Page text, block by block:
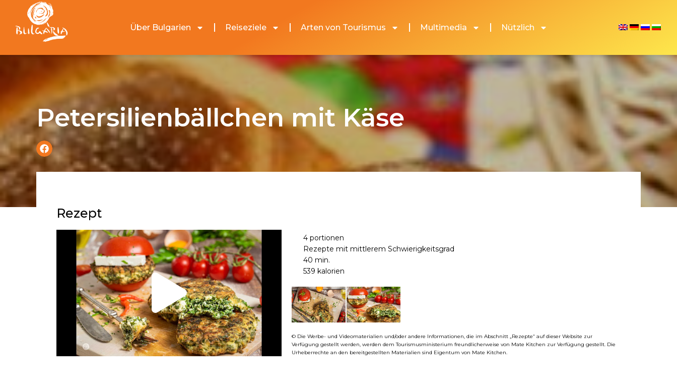
Über Bulgarien Reiseziele Arten von Tourismus Multimedia Nützlich
Petersilienbällchen mit Käse
Rezept
4 portionen
Rezepte mit mittlerem Schwierigkeitsgrad
40 min.
539 kalorien
© Die Werbe- und Videomaterialien und/oder andere Informationen, die im Abschnitt „Rezepte“ auf dieser Website zur
Verfügung gestellt werden, werden dem Tourismusministerium freundlicherweise von Mate Kitchen zur Verfügung gestellt. Die
Urheberrechte an den bereitgestellten Materialien sind Eigentum von Mate Kitchen.